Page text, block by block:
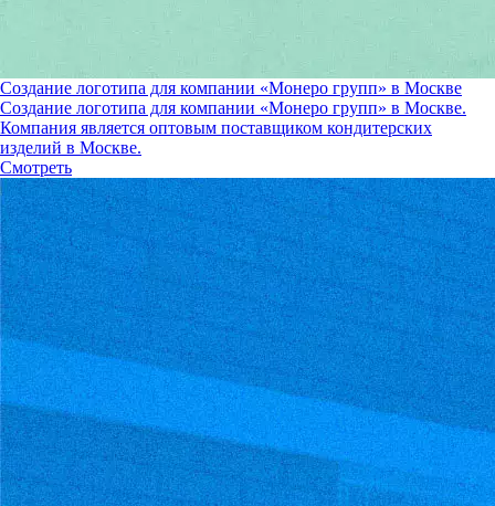
Создание логотипа для компании «Монеро групп» в Москве
Создание логотипа для компании «Монеро групп» в Москве.
Компания является оптовым поставщиком кондитерских
изделий в Москве.
Смотреть